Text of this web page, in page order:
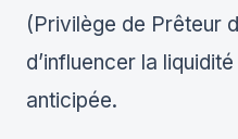
(Privilège de Prêteur
d’influencer la
anticipée.